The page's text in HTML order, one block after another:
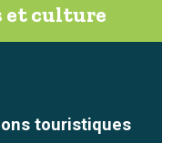
et culture
touristiques